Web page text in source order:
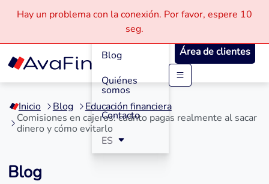
Saltar
contenido
Hay un problema con la conexión. Por favor, espere 10
seg.
Cómo
Funciona
Blog
Quiénes
somos
Contacto
ES
Área de clientes
Inicio Blog
Educación financiera
Comisiones en cajeros: cuánto pagas realmente al sacar
dinero y cómo evitarlo
Blog